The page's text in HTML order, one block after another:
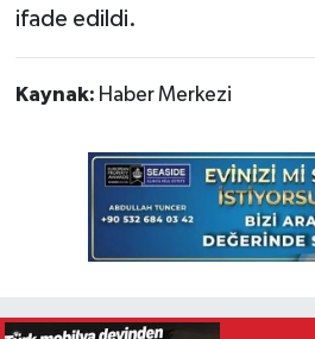
ifade edildi.
Kaynak: Haber Merkezi